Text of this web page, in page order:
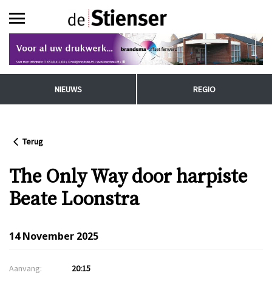
NIEUWS REGIO
Terug
The Only Way door harpiste
Beate Loonstra
14 November 2025
Aanvang:
20:15